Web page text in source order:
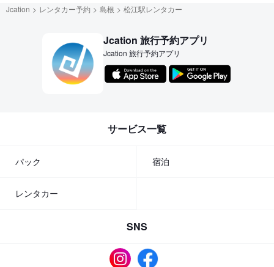
Jcation レンタカー予約 島根 松江駅レンタカー
Jcation 旅行予約アプリ
Jcation 旅行予約アプリ
サービス一覧
パック 宿泊
レンタカー
SNS